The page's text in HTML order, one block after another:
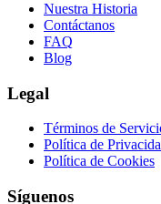
Nuestra Historia
Contáctanos
FAQ
Blog
Legal
Términos de
Política de
Política de Cookies
Síguenos